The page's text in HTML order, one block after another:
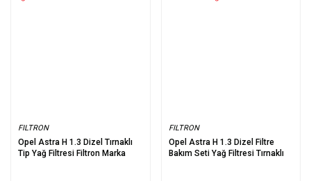
FILTRON
Opel Astra H 1.3 Dizel Tırnaklı
Tip Yağ Filtresi Filtron Marka
FILTRON
Opel Astra H 1.3 Dizel Filtre
Bakım Seti Yağ Filtresi Tırnaklı